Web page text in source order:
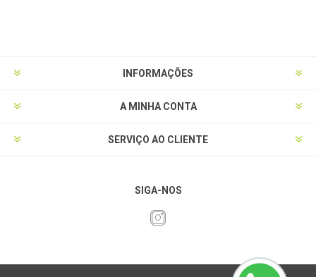
INFORMAÇÕES
A MINHA CONTA
SERVIÇO AO CLIENTE
SIGA-NOS